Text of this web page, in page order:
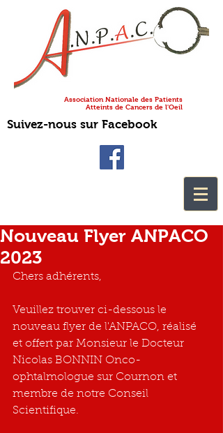
Association Nationale des Patients
Atteints de Cancers de l'Oeil
Suivez-nous sur Facebook
Nouveau Flyer ANPACO
2023
Chers adhérents,
Veuillez trouver ci-dessous le
nouveau flyer de l'ANPACO, réalisé
et offert par Monsieur le Docteur
Nicolas BONNIN Onco-
ophtalmologue sur Cournon et
membre de notre Conseil
Scientifique.